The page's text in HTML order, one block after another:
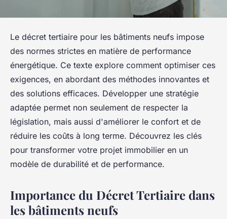
Le décret tertiaire pour les bâtiments neufs impose
des normes strictes en matière de performance
énergétique. Ce texte explore comment optimiser ces
exigences, en abordant des méthodes innovantes et
des solutions efficaces. Développer une stratégie
adaptée permet non seulement de respecter la
législation, mais aussi d'améliorer le confort et de
réduire les coûts à long terme. Découvrez les clés
pour transformer votre projet immobilier en un
modèle de durabilité et de performance.
Importance du Décret Tertiaire dans
les bâtiments neufs